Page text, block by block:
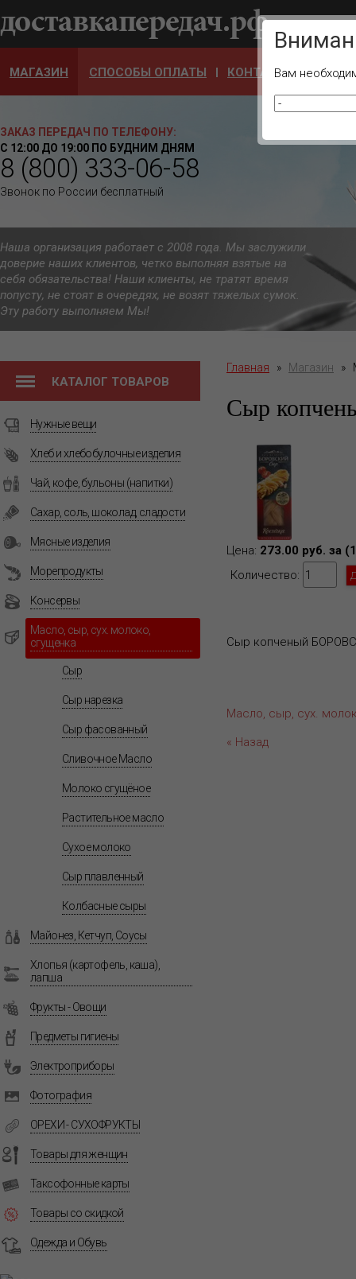
Ваш
МАГАЗИН СПОСОБЫ ОПЛАТЫ КОНТАКТЫ
ЗАКАЗ ПЕРЕДАЧ ПО ТЕЛЕФОНУ:
С 12:00 ДО 19:00 ПО БУДНИМ ДНЯМ
8 (800) 333-06-58
Звонок по России бесплатный
Наша организация работает с 2008 года. Мы заслужили
доверие наших клиентов, четко выполняя взятые на
себя обязательства! Наши клиенты, не тратят время
попусту, не стоят в очередях, не возят тяжелых сумок.
Эту работу выполняем Мы!
КАТАЛОГ ТОВАРОВ
Нужные вещи
Хлеб и хлебобулочные изделия
Чай, кофе, бульоны (напитки)
Сахар, соль, шоколад, сладости
Мясные изделия
Морепродукты
Консервы
Масло, сыр, сух. молоко,
сгущенка
Сыр
Сыр нарезка
Сыр фасованный
Сливочное Масло
Молоко сгущёное
Растительное масло
Сухое молоко
Сыр плавленный
Колбасные сыры
Майонез, Кетчуп, Соусы
Хлопья (картофель, каша),
лапша
Фрукты - Овощи
Предметы гигиены
Электроприборы
Фотография
ОРЕХИ - СУХОФРУКТЫ
Товары для женщин
Таксофонные карты
Товары со скидкой
Одежда и Обувь
Главная » Магазин »
Сыр
Цена: 273.00 руб. за
Количество:
Сыр копченый
Масло, сыр, сух.
« Назад
Вам